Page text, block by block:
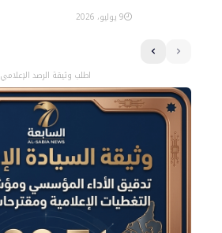
9 يوليو، 2026
اطلب وثيقة الرصد الإعلامي